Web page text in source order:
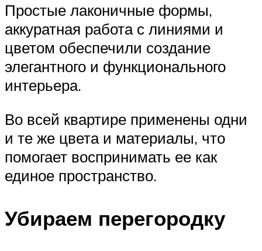
Простые лаконичные формы,
аккуратная работа с линиями и
цветом обеспечили создание
элегантного и функционального
интерьера.
Во всей квартире применены одни
и те же цвета и материалы, что
помогает воспринимать ее как
единое пространство.
Убираем перегородку